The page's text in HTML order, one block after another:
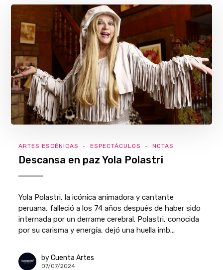
ARTES ESCÉNICAS ESPECTÁCULOS NOTAS
Descansa en paz Yola Polastri
Yola Polastri, la icónica animadora y cantante
peruana, falleció a los 74 años después de haber sido
internada por un derrame cerebral. Polastri, conocida
por su carisma y energía, dejó una huella imb...
by Cuenta Artes
07/07/2024